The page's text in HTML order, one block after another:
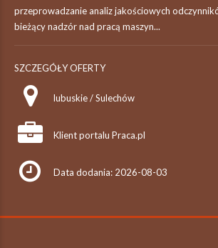
przeprowadzanie analiz jakościowych
bieżący nadzór nad pracą maszyn...
SZCZEGÓŁY OFERTY
lubuskie / Sulechów
Klient portalu Praca.pl
Data dodania: 2026-08-03